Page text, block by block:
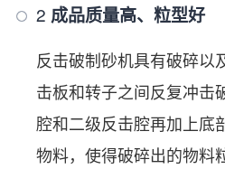
2 成品质量高、粒型好
反击破制砂机具有破碎以
击板和转子之间反复冲击
腔和二级反击腔再加上底
物料，使得破碎出的物料